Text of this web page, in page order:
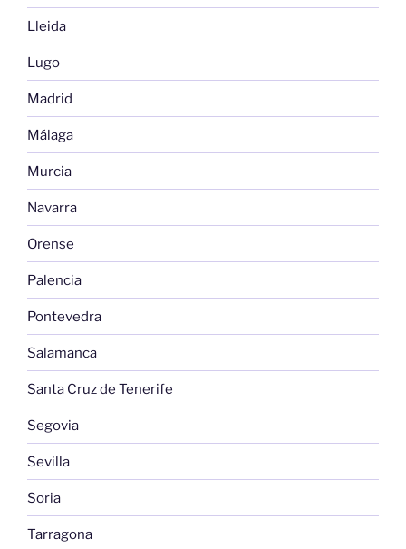
Lleida
Lugo
Madrid
Málaga
Murcia
Navarra
Orense
Palencia
Pontevedra
Salamanca
Santa Cruz de Tenerife
Segovia
Sevilla
Soria
Tarragona